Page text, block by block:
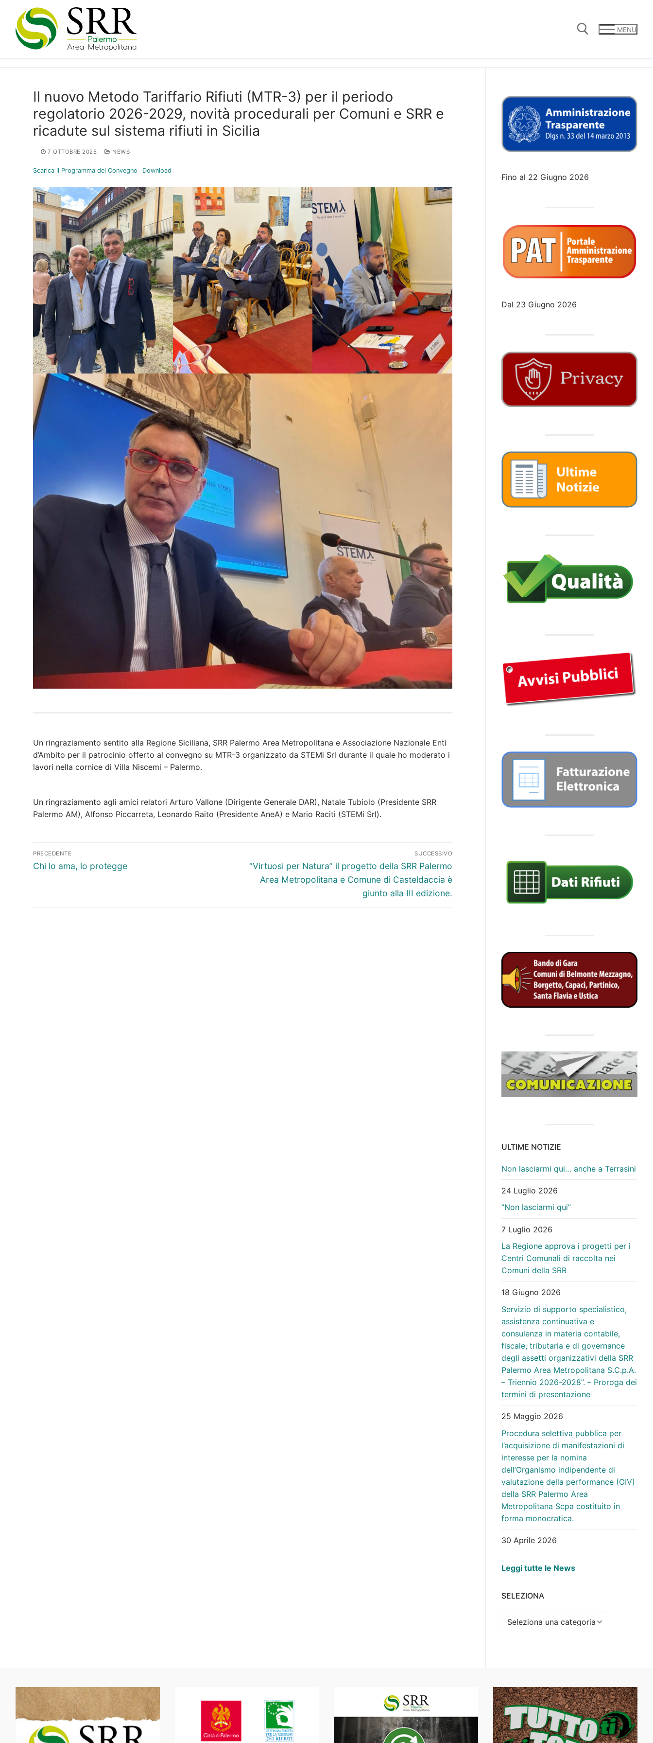
contenuto
MENU
Il nuovo Metodo Tariffario Rifiuti (MTR-3) per il periodo
regolatorio 2026-2029, novità procedurali per Comuni e SRR e
ricadute sul sistema rifiuti in Sicilia
7 OTTOBRE 2025 NEWS
Scarica il Programma del Convegno Download
Un ringraziamento sentito alla Regione Siciliana, SRR Palermo Area Metropolitana e Associazione Nazionale Enti
d’Ambito per il patrocinio offerto al convegno su MTR-3 organizzato da STEMi Srl durante il quale ho moderato i
lavori nella cornice di Villa Niscemi – Palermo.
Un ringraziamento agli amici relatori Arturo Vallone (Dirigente Generale DAR), Natale Tubiolo (Presidente SRR
Palermo AM), Alfonso Piccarreta, Leonardo Raito (Presidente AneA) e Mario Raciti (STEMi Srl).
Navigazione
articoli
PRECEDENTE
Articolo
Chi lo ama, lo protegge
SUCCESSIVO
Articolo
successivo:
“Virtuosi per Natura” il progetto della SRR Palermo
Area Metropolitana e Comune di Casteldaccia è
giunto alla III edizione.
Fino al 22 Giugno 2026
Dal 23 Giugno 2026
ULTIME NOTIZIE
Non lasciarmi qui… anche a Terrasini
24 Luglio 2026
“Non lasciarmi qui”
7 Luglio 2026
La Regione approva i progetti per i
Centri Comunali di raccolta nei
Comuni della SRR
18 Giugno 2026
Servizio di supporto specialistico,
assistenza continuativa e
consulenza in materia contabile,
fiscale, tributaria e di governance
degli assetti organizzativi della SRR
Palermo Area Metropolitana S.C.p.A.
– Triennio 2026-2028”. – Proroga dei
termini di presentazione
25 Maggio 2026
Procedura selettiva pubblica per
l’acquisizione di manifestazioni di
interesse per la nomina
dell’Organismo indipendente di
valutazione della performance (OIV)
della SRR Palermo Area
Metropolitana Scpa costituito in
forma monocratica.
30 Aprile 2026
Leggi tutte le News
SELEZIONA
Seleziona